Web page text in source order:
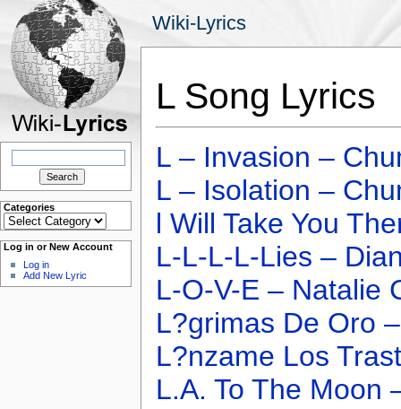
Wiki-Lyrics
Search
Categories
Categories
Log in or New Account
Log in
Add New Lyric
L Song Lyrics
L – Invasion –
L – Isolation –
l Will Take You
L-L-L-L-Lies –
L-O-V-E – Natalie
L?grimas De Oro
L?nzame Los
L.A. To The Moon